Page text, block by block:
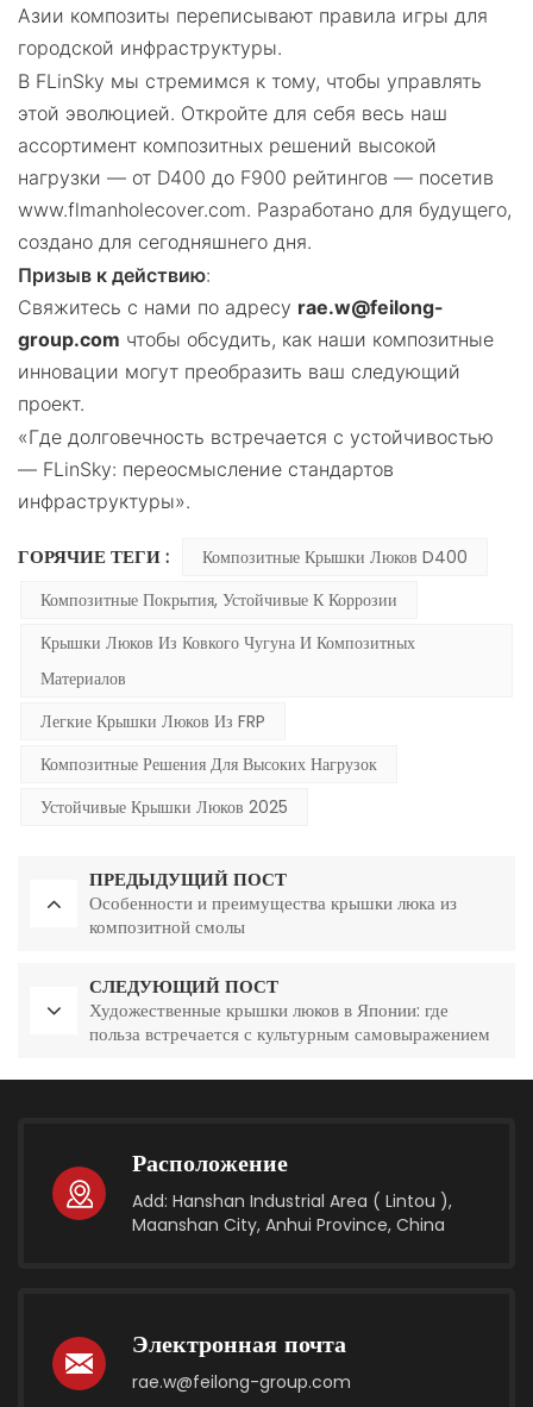
Азии композиты переписывают правила игры для
городской инфраструктуры.
В FLinSky мы стремимся к тому, чтобы управлять
этой эволюцией. Откройте для себя весь наш
ассортимент композитных решений высокой
нагрузки — от D400 до F900 рейтингов — посетив
www.flmanholecover.com. Разработано для будущего,
создано для сегодняшнего дня.
Призыв к действию:
Свяжитесь с нами по адресу rae.w@feilong-
group.com чтобы обсудить, как наши композитные
инновации могут преобразить ваш следующий
проект.
«Где долговечность встречается с устойчивостью
— FLinSky: переосмысление стандартов
инфраструктуры».
ГОРЯЧИЕ ТЕГИ :
Композитные Крышки Люков D400
Композитные Покрытия, Устойчивые К Коррозии
Крышки Люков Из Ковкого Чугуна И Композитных
Материалов
Легкие Крышки Люков Из FRP
Композитные Решения Для Высоких Нагрузок
Устойчивые Крышки Люков 2025
ПРЕДЫДУЩИЙ ПОСТ
Особенности и преимущества крышки люка из
композитной смолы
СЛЕДУЮЩИЙ ПОСТ
Художественные крышки люков в Японии: где
польза встречается с культурным самовыражением
Расположение
Add: Hanshan Industrial Area ( Lintou ),
Maanshan City, Anhui Province, China
Электронная почта
rae.w@feilong-group.com